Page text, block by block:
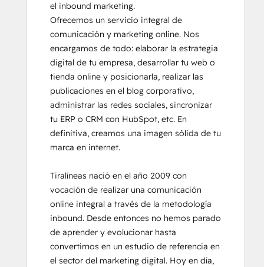
SEO
Service Hub Software
Social Media Marketing Certification
Course
Social Media Marketing Certification II
el inbound marketing.
Ofrecemos un servicio integral de
comunicación y marketing online. Nos
encargamos de todo: elaborar la estrategia
digital de tu empresa, desarrollar tu web o
tienda online y posicionarla, realizar las
publicaciones en el blog corporativo,
administrar las redes sociales, sincronizar
tu ERP o CRM con HubSpot, etc. En
definitiva, creamos una imagen sólida de tu
marca en internet.
Tiralíneas nació en el año 2009 con
vocación de realizar una comunicación
online integral a través de la metodología
inbound. Desde entonces no hemos parado
de aprender y evolucionar hasta
convertirnos en un estudio de referencia en
el sector del marketing digital. Hoy en día,